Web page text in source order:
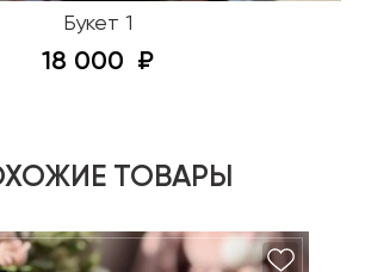
Букет 1
18 000
ТОВАРЫ